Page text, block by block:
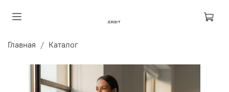
Главная Каталог